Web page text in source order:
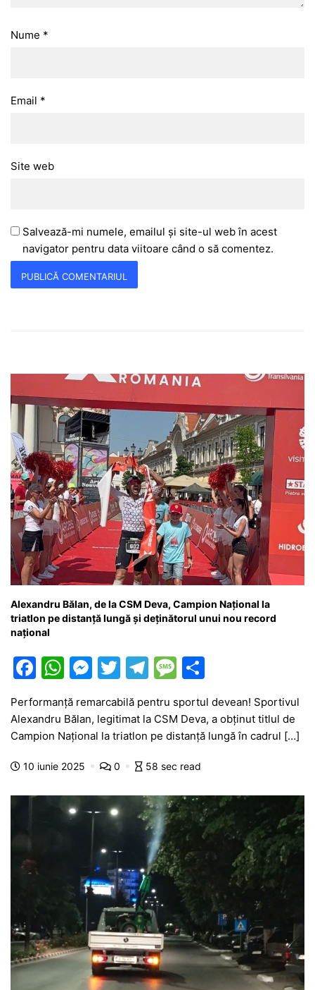
Nume *
Email *
Site web
Salvează-mi numele, emailul și site-ul web în acest
navigator pentru data viitoare când o să comentez.
Alexandru Bălan, de la CSM Deva, Campion Național la
triatlon pe distanță lungă și deținătorul unui nou record
național
F
c
e
b
o
W
at
s
A
p
M
s
s
e
g
er
T
itt
er
T
e
gr
a
m
M
s
s
a
g
e
ta
je
ă
Performanță remarcabilă pentru sportul devean! Sportivul
Alexandru Bălan, legitimat la CSM Deva, a obținut titlul de
Campion Național la triatlon pe distanță lungă în cadrul […]
10 iunie 2025 0 58 sec read